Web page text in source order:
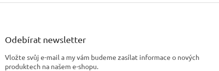
Z
Odebírat newsletter
Vložte svůj e-mail a my vám budeme zasílat informace o nových
produktech na našem e-shopu.